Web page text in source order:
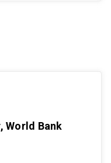
World Bank